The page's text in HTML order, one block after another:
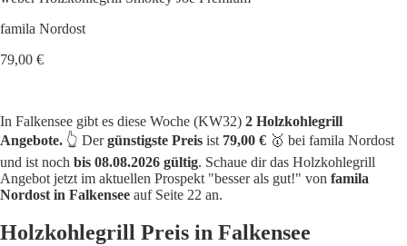
famila Nordost
79,00 €
In Falkensee gibt es diese Woche (KW32) 2 Holzkohlegrill
Angebote. 👆 Dergünstigste Preis ist 79,00 € 🥇 bei famila Nordost
und ist noch bis 08.08.2026 gültig. Schaue dir das Holzkohlegrill
Angebot jetzt im aktuellen Prospekt "besser als gut!" von famila
Nordost in Falkensee auf Seite 22 an.
Holzkohlegrill Preis in Falkensee